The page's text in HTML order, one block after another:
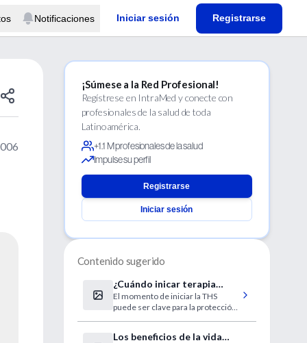
Notificaciones Iniciar sesión Registrarse
¡Súmese a la Red Profesional!
Regístrese en IntraMed y conecte con
profesionales de la salud de toda
Latinoamérica.
+1.1 M profesionales de la salud
Impulse su perfil
Registrarse
Iniciar sesión
Contenido sugerido
¿Cuándo inicar terapia
hormonal en prevención
cardiovascular?
El momento de iniciar la THS
puede ser clave para la protección
Los beneficios de la vida